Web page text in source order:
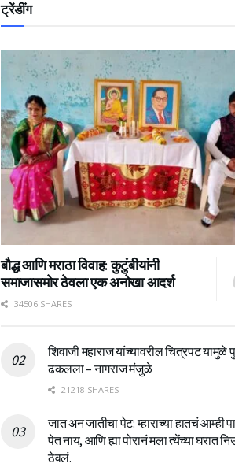
ट्रेंडींग
बौद्ध आणि मराठा विवाह: कुटुंबीयांनी
समाजासमोर ठेवला एक अनोखा आदर्श
34506 SHARES
शिवाजी महाराज यांच्यावरील चित्रपट यामुळे
ढकलला – नागराज मंजुळे
21218 SHARES
जात अन जातीचा पेट: म्हाराच्या हातचं आम्ही
पेत नाय, आणि ह्या पोरानं मला त्येंच्या घरात
ठेवलं.